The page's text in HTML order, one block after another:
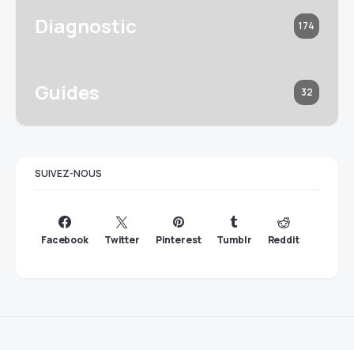
Diagnostic 174
Guides 32
SUIVEZ-NOUS
Facebook Twitter Pinterest Tumblr Reddit